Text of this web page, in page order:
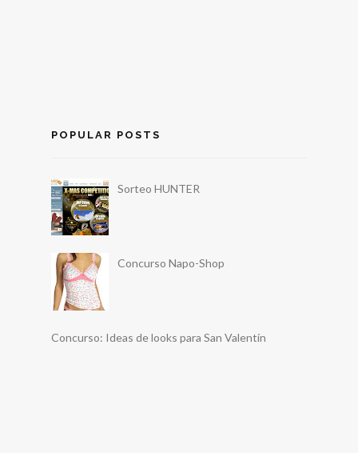
POPULAR POSTS
Sorteo HUNTER
Concurso Napo-Shop
Concurso: Ideas de looks para San Valentín